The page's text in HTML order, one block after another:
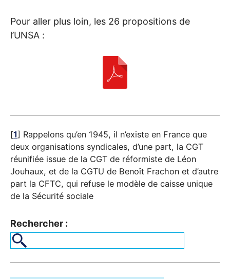
Pour aller plus loin, les 26 propositions de
l’UNSA :
[1] Rappelons qu’en 1945, il n’existe en France que
deux organisations syndicales, d’une part, la CGT
réunifiée issue de la CGT de réformiste de Léon
Jouhaux, et de la CGTU de Benoît Frachon et d’autre
part la CFTC, qui refuse le modèle de caisse unique
de la Sécurité sociale
Rechercher :